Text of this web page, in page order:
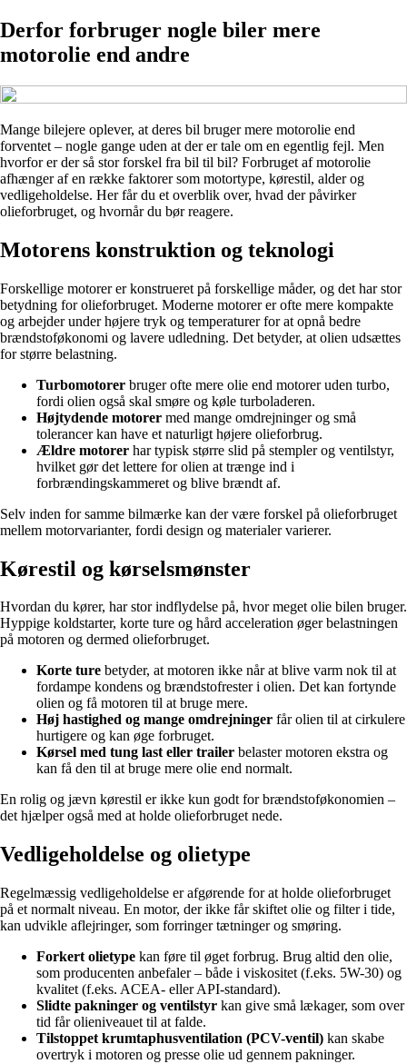
Derfor forbruger nogle biler mere
motorolie end andre
Mange bilejere oplever, at deres bil bruger mere motorolie end
forventet – nogle gange uden at der er tale om en egentlig fejl. Men
hvorfor er der så stor forskel fra bil til bil? Forbruget af motorolie
afhænger af en række faktorer som motortype, kørestil, alder og
vedligeholdelse. Her får du et overblik over, hvad der påvirker
olieforbruget, og hvornår du bør reagere.
Motorens konstruktion og teknologi
Forskellige motorer er konstrueret på forskellige måder, og det har stor
betydning for olieforbruget. Moderne motorer er ofte mere kompakte
og arbejder under højere tryk og temperaturer for at opnå bedre
brændstoføkonomi og lavere udledning. Det betyder, at olien udsættes
for større belastning.
Turbomotorer bruger ofte mere olie end motorer uden turbo,
fordi olien også skal smøre og køle turboladeren.
Højtydende motorer med mange omdrejninger og små
tolerancer kan have et naturligt højere olieforbrug.
Ældre motorer har typisk større slid på stempler og ventilstyr,
hvilket gør det lettere for olien at trænge ind i
forbrændingskammeret og blive brændt af.
Selv inden for samme bilmærke kan der være forskel på olieforbruget
mellem motorvarianter, fordi design og materialer varierer.
Kørestil og kørselsmønster
Hvordan du kører, har stor indflydelse på, hvor meget olie bilen bruger.
Hyppige koldstarter, korte ture og hård acceleration øger belastningen
på motoren og dermed olieforbruget.
Korte ture betyder, at motoren ikke når at blive varm nok til at
fordampe kondens og brændstofrester i olien. Det kan fortynde
olien og få motoren til at bruge mere.
Høj hastighed og mange omdrejninger får olien til at cirkulere
hurtigere og kan øge forbruget.
Kørsel med tung last eller trailer belaster motoren ekstra og
kan få den til at bruge mere olie end normalt.
En rolig og jævn kørestil er ikke kun godt for brændstoføkonomien –
det hjælper også med at holde olieforbruget nede.
Vedligeholdelse og olietype
Regelmæssig vedligeholdelse er afgørende for at holde olieforbruget
på et normalt niveau. En motor, der ikke får skiftet olie og filter i tide,
kan udvikle aflejringer, som forringer tætninger og smøring.
Forkert olietype kan føre til øget forbrug. Brug altid den olie,
som producenten anbefaler – både i viskositet (f.eks. 5W-30) og
kvalitet (f.eks. ACEA- eller API-standard).
Slidte pakninger og ventilstyr kan give små lækager, som over
tid får olieniveauet til at falde.
Tilstoppet krumtaphusventilation (PCV-ventil) kan skabe
overtryk i motoren og presse olie ud gennem pakninger.